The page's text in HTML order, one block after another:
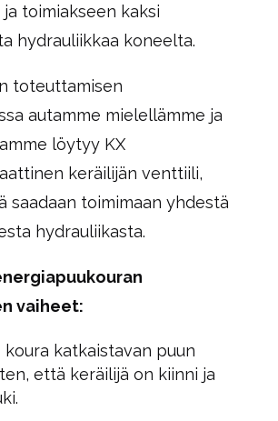
toimiakseen kaksi
hydrauliikkaa koneelta.
toteuttamisen
autamme mielellämme ja
löytyy KX
keräilijän venttiili,
saadaan toimimaan yhdestä
hydrauliikasta.
vaiheet:
koura katkaistavan puun
että keräilijä on kiinni ja